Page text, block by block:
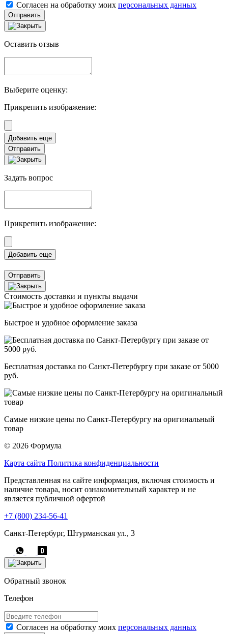
Согласен на обработку моих персональных данных
Отправить
Оставить отзыв
Выберите оценку:
Прикрепить изображение:
Отправить
Задать вопрос
Прикрепить изображение:
Отправить
Стоимость доставки и пункты выдачи
Быстрое и удобное оформление заказа
Бесплатная доставка по Санкт-Петербургу при заказе от 5000
руб.
Самые низкие цены по Санкт-Петербургу на оригинальный
товар
© 2026 Формула
Карта сайта Политика конфиденциальности
Представленная на сайте информация, включая стоимость и
наличие товара, носит ознакомительный характер и не
является публичной офертой
+7 (800) 234-56-41
Санкт-Петербург, Штурманская ул., 3
Обратный звонок
Телефон
Согласен на обработку моих персональных данных